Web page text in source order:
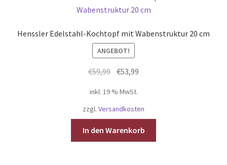
Henssler Edelstahl-Kochtopf mit Wabenstruktur 20 cm
ANGEBOT!
€59,99 Ursprünglicher
war:
€59,99
€53,99
€53,99.
inkl. 19 % MwSt.
zzgl. Versandkosten
In den Warenkorb